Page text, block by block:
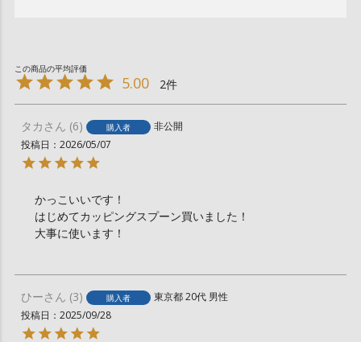
5.00 2
タカ 6 購入者
非公開
投稿日
2026/05/07
かっこいいです！
はじめてカッピングスプーン買いました！
大事に使います！
ひー 3 購入者 東京都20代 男性
投稿日
2025/09/28